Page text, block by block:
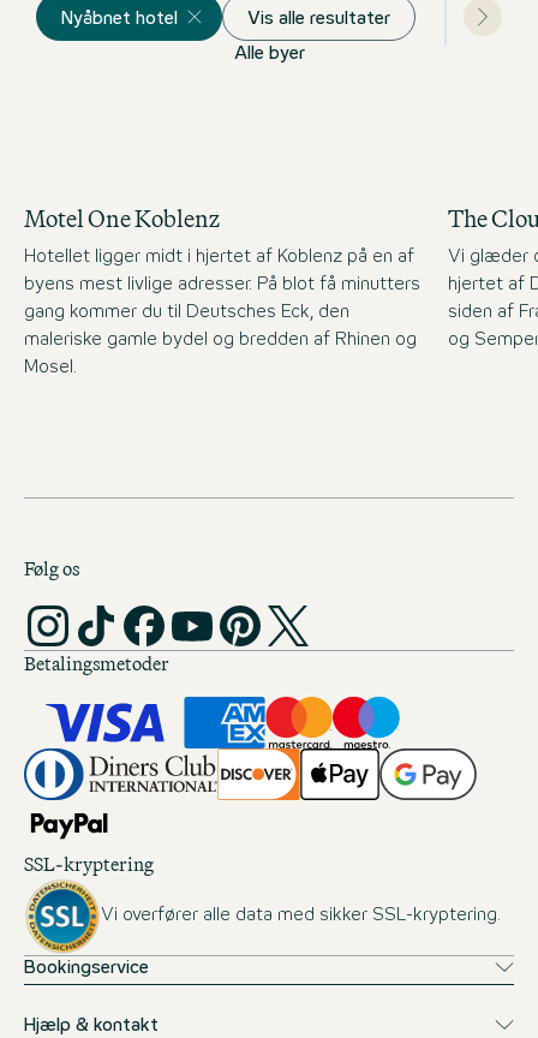
Nyåbnet hotel Vis alle resultater
Alle byer
Motel One Koblenz
Hotellet ligger midt i hjertet af Koblenz på en af
byens mest livlige adresser. På blot få minutters
gang kommer du til Deutsches Eck, den
maleriske gamle bydel og bredden af Rhinen og
Mosel.
The
Vi glæder
hjertet af
siden af
og
Følg os
Betalingsmetoder
SSL-kryptering
Vi overfører alle data med sikker SSL-kryptering.
Bookingservice
Hjælp & kontakt